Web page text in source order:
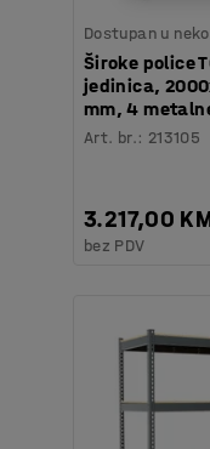
Dostupan u
Široke police
jedinica,
mm, 4
Art. br.: 213105
3.217,00
bez PDV